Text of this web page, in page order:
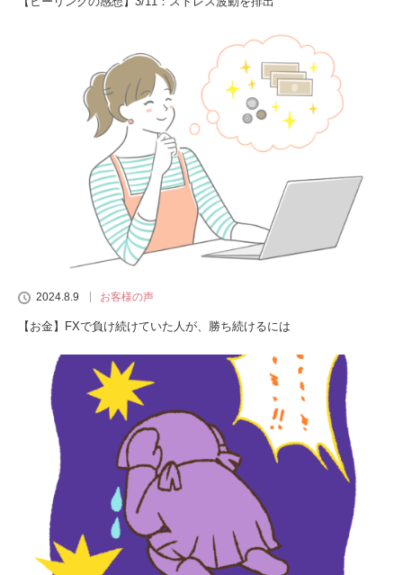
2024.8.9 お客様の声
【お金】FXで負け続けていた人が、勝ち続けるには